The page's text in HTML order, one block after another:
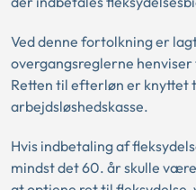
Ved denne fortolkning er
overgangsreglerne
Retten til efterløn er knyttet
arbejdsløshedskasse.
Hvis indbetaling af
mindst det 60. år skulle